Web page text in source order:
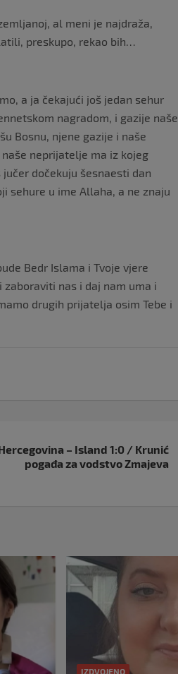
al meni je najdraža,
preskupo, rekao bih…
a ja čekajući još jedan sehur
nagradom, i gazije naše
Bosnu, njene gazije i naše
neprijatelje ma iz kojeg
dočekuju šesnaesti dan
sehure u ime Allaha, a ne znaju
Bedr Islama i Tvoje vjere
zaboraviti nas i daj nam uma i
drugih prijatelja osim Tebe i
– Island 1:0 / Krunić
pogađa za vodstvo Zmajeva
IZDVOJENO